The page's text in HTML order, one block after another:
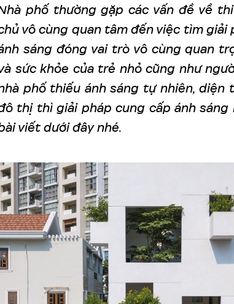
phố thường gặp các vấn đề về
vô cùng quan tâm đến việc tìm giải
sáng đóng vai trò vô cùng quan
sức khỏe của trẻ nhỏ cũng như
phố thiếu ánh sáng tự nhiên, diện
thị thì giải pháp cung cấp ánh
viết dưới đây nhé.